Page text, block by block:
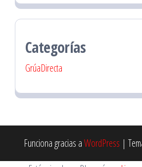
Categorías
GrúaDirecta
Funciona gracias aWordPress |